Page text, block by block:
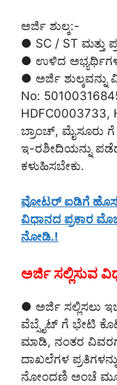
ಅರ್ಜಿ ಶುಲ್ಕ:-
● SC / ST ಮತ್ತು
● ಉಳಿದ
● ಅರ್ಜಿ ಶುಲ್ಕವನ್ನು
No:
HDFC0003733,
ಬ್ರಾಂಚ್, ಮೈಸೂರು
ಇ-ರಶೀದಿಯನ್ನು
ಕಳುಹಿಸಬೇಕು.
ವೋಟರ್ ಐಡಿಗೆ ಹೊಸ
ವಿಧಾನದ ಪ್ರಕಾರ
ನೋಡಿ.!
ಅರ್ಜಿ ಸಲ್ಲಿಸುವ
● ಅರ್ಜಿ ಸಲ್ಲಿಸಲು
ವೆಬ್ಸೈಟ್ ಗೆ ಭೇಟಿ
ಮಾಡಿ, ನಂತರ
ದಾಖಲೆಗಳ
ನೋಂದಣಿ ಅಂಚೆ